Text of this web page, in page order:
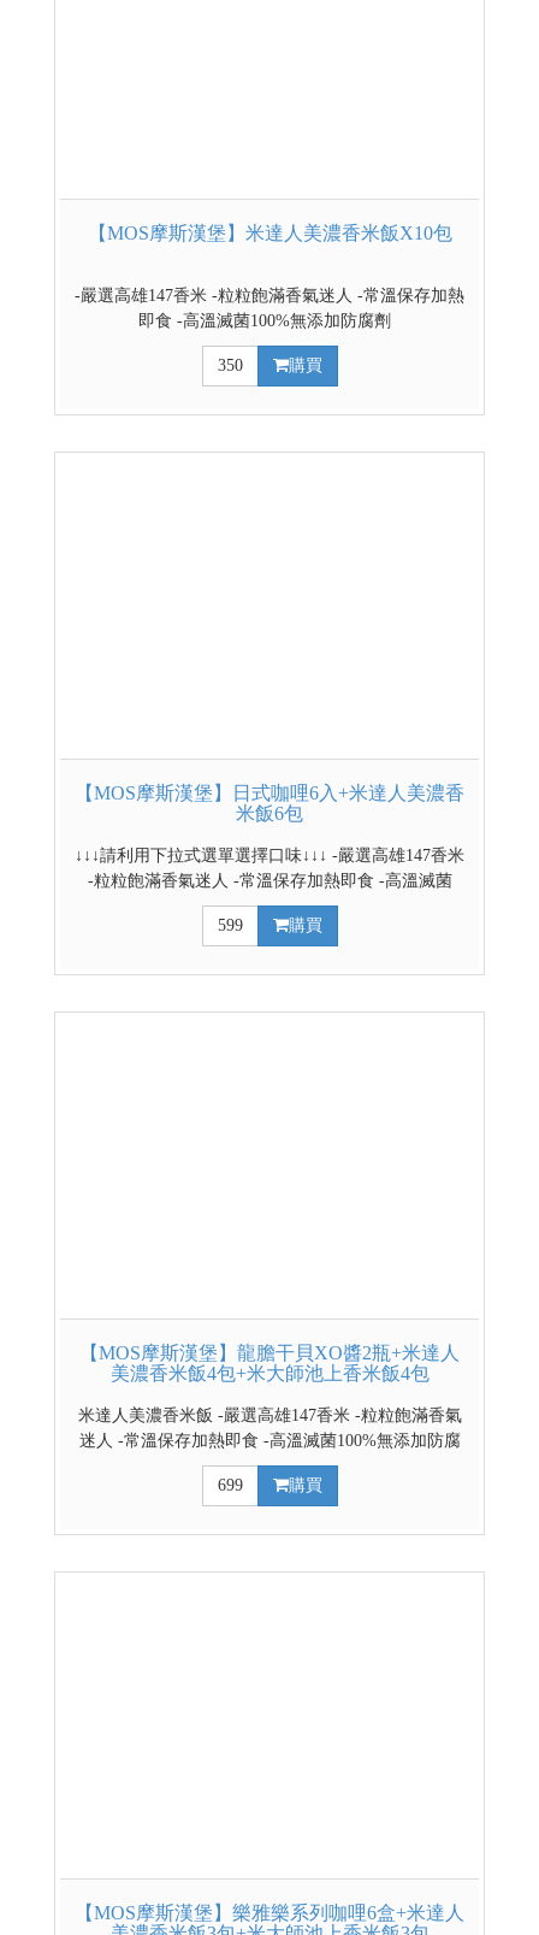
【MOS摩斯漢堡】米達人美濃香米飯X10包
-嚴選高雄147香米 -粒粒飽滿香氣迷人 -常溫保存加熱
即食 -高溫滅菌100%無添加防腐劑
350 購買
【MOS摩斯漢堡】日式咖哩6入+米達人美濃香
米飯6包
↓↓↓請利用下拉式選單選擇口味↓↓↓ -嚴選高雄147香米
-粒粒飽滿香氣迷人 -常溫保存加熱即食 -高溫滅菌
100%無添加防腐劑
599
購買
【MOS摩斯漢堡】龍膽干貝XO醬2瓶+米達人
美濃香米飯4包+米大師池上香米飯4包
米達人美濃香米飯 -嚴選高雄147香米 -粒粒飽滿香氣
迷人 -常溫保存加熱即食 -高溫滅菌100%無添加防腐
劑 米大師池上香米飯 -選用得獎池上一等香米 -晶瑩白
皙圓潤飽滿 -口感Q彈清甜可口 -散發淡雅的芋頭香
699 購買
【MOS摩斯漢堡】樂雅樂系列咖哩6盒+米達人